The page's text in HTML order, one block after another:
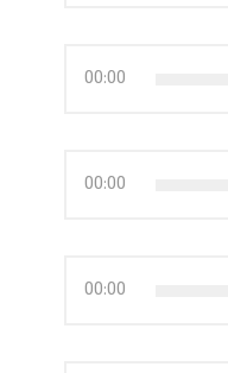
00:00
00:00
00:00